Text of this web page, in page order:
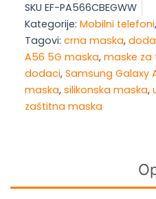
A56
5G
Silicone
Case
Black
količina
SKU EF-PA566CBEGWW
Kategorije: Mobilni telefoni,
Tagovi: crna maska,
A56 5G maska, maske za
dodaci, Samsung Galaxy
maska, silikonska maska,
zaštitna maska